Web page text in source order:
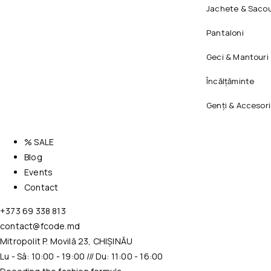
Jachete &
Pantaloni
Geci & Mantouri
Încălțăminte
Genți &
% SALE
Blog
Events
Contact
+373 69 338 813
contact@fcode.md
Mitropolit P. Movilă 23, CHIȘINĂU
Lu - Sâ: 10:00 - 19:00 /// Du: 11:00 - 16:00